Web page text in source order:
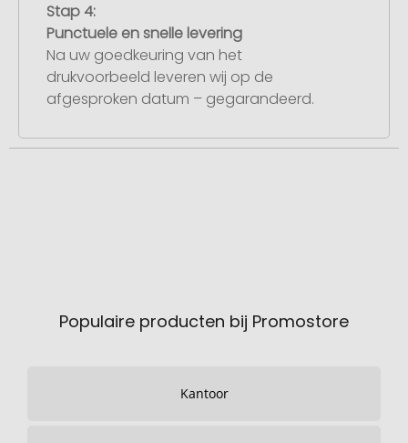
Stap 4:
Punctuele en snelle levering
Na uw goedkeuring van het
drukvoorbeeld leveren wij op de
afgesproken datum – gegarandeerd.
Populaire producten bij Promostore
Kantoor